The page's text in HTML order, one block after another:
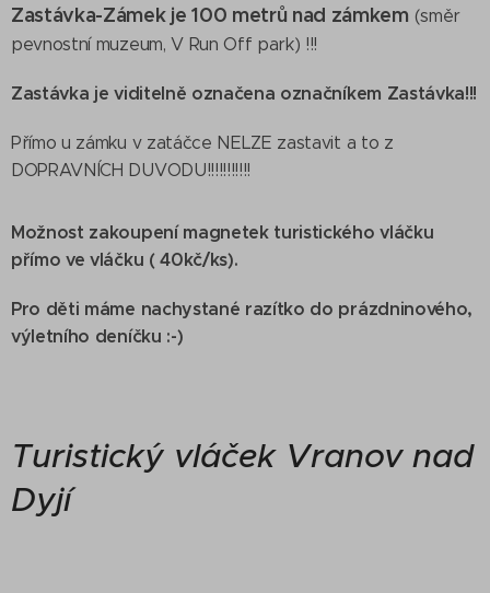
Zastávka-Zámek je 100 metrů nad zámkem (směr
pevnostní muzeum, V Run Off park) !!!
Zastávka je viditelně označena označníkem Zastávka!!!
Přímo u zámku v zatáčce NELZE zastavit a to z
DOPRAVNÍCH DUVODU!!!!!!!!!!!
Možnost zakoupení magnetek turistického vláčku
přímo ve vláčku ( 40kč/ks).
Pro děti máme nachystané razítko do prázdninového,
výletního deníčku :-)
Turistický vláček Vranov nad
Dyjí